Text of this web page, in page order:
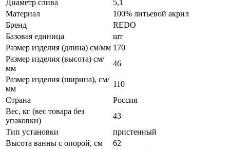
Диаметр слива
5,1
Материал
100% литьевой акрил
Бренд
REDO
Базовая единица
шт
Размер изделия (длина) см/мм 170
Размер изделия (высота) см/
мм
46
Размер изделия (ширина), см/
мм
110
Страна
Россия
Вес, кг (вес товара без
упаковки)
43
Тип установки
пристенный
Высота ванны с опорой, см
62